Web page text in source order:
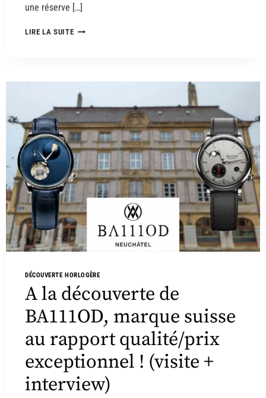
une réserve […]
LIRE LA SUITE
DÉCOUVERTE HORLOGÈRE
A la découverte de
BA111OD, marque suisse
au rapport qualité/prix
exceptionnel ! (visite +
interview)